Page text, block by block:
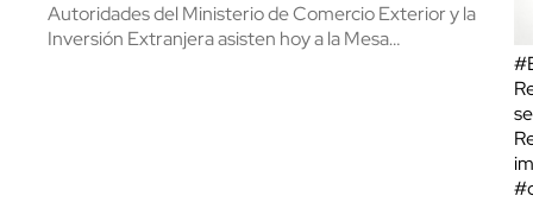
Autoridades del Ministerio de Comercio Exterior y la
Inversión Extranjera asisten hoy a la Mesa…